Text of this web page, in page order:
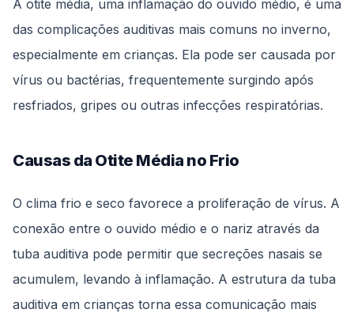
A otite média, uma inflamação do ouvido médio, é uma
das complicações auditivas mais comuns no inverno,
especialmente em crianças. Ela pode ser causada por
vírus ou bactérias, frequentemente surgindo após
resfriados, gripes ou outras infecções respiratórias.
Causas da Otite Média no Frio
O clima frio e seco favorece a proliferação de vírus. A
conexão entre o ouvido médio e o nariz através da
tuba auditiva pode permitir que secreções nasais se
acumulem, levando à inflamação. A estrutura da tuba
auditiva em crianças torna essa comunicação mais